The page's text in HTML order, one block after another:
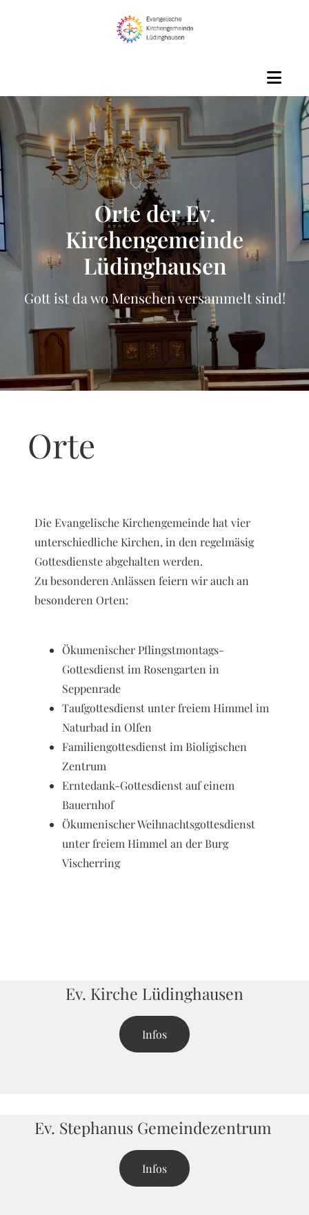
Orte der Ev.
Kirchengemeinde
Lüdinghausen
Gott ist da wo Menschen versammelt sind!
Orte
Die Evangelische Kirchengemeinde hat vier
unterschiedliche Kirchen, in den regelmäsig
Gottesdienste abgehalten werden.
Zu besonderen Anlässen feiern wir auch an
besonderen Orten:
Ökumenischer Pflingstmontags-
Gottesdienst im Rosengarten in
Seppenrade
Taufgottesdienst unter freiem Himmel im
Naturbad in Olfen
Familiengottesdienst im Bioligischen
Zentrum
Erntedank-Gottesdienst auf einem
Bauernhof
Ökumenischer Weihnachtsgottesdienst
unter freiem Himmel an der Burg
Vischerring
Ev. Kirche Lüdinghausen
Infos
Ev. Stephanus Gemeindezentrum
Infos